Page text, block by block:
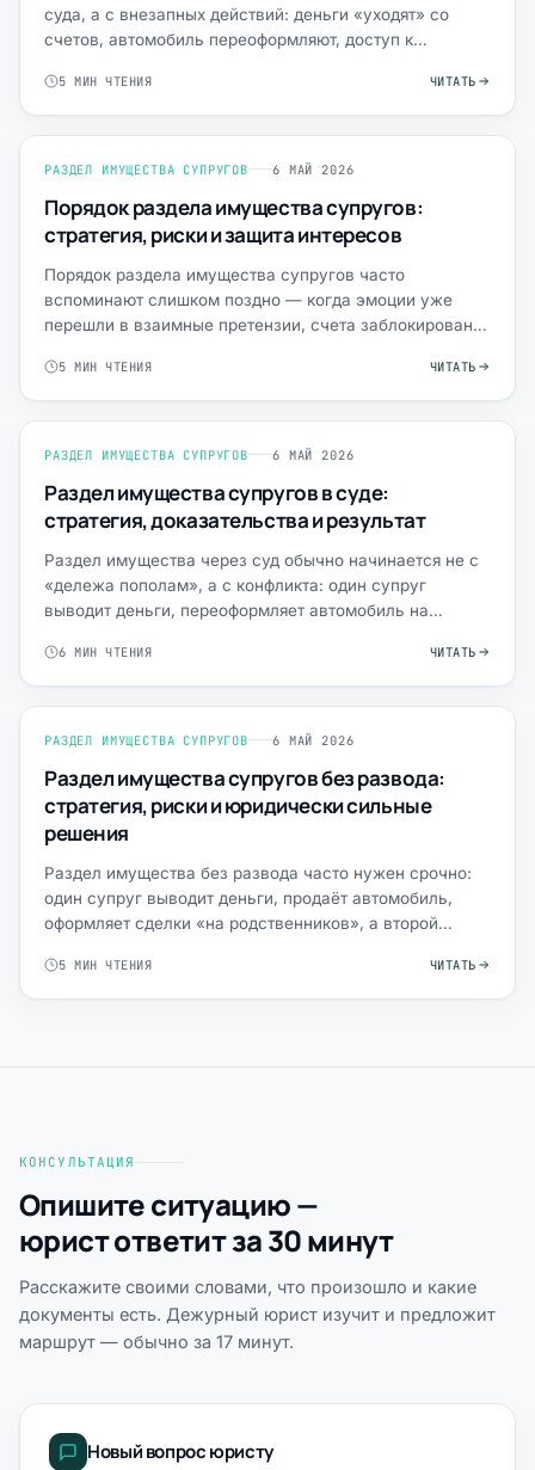
суда, а с внезапных действий: деньги «уходят» со
счетов, автомобиль переоформляют, доступ к
5 МИН ЧТЕНИЯ ЧИТАТЬ
РАЗДЕЛ ИМУЩЕСТВА СУПРУГОВ 6 МАЙ 2026
Порядок раздела имущества супругов:
стратегия, риски и защита интересов
Порядок раздела имущества супругов часто
вспоминают слишком поздно — когда эмоции уже
перешли в взаимные претензии, счета заблокированы,
5 МИН ЧТЕНИЯ ЧИТАТЬ
РАЗДЕЛ ИМУЩЕСТВА СУПРУГОВ 6 МАЙ 2026
Раздел имущества супругов в суде:
стратегия, доказательства и результат
Раздел имущества через суд обычно начинается не с
«дележа пополам», а с конфликта: один супруг
выводит деньги, переоформляет автомобиль на
6 МИН ЧТЕНИЯ ЧИТАТЬ
РАЗДЕЛ ИМУЩЕСТВА СУПРУГОВ 6 МАЙ 2026
Раздел имущества супругов без развода:
стратегия, риски и юридически сильные
решения
Раздел имущества без развода часто нужен срочно:
один супруг выводит деньги, продаёт автомобиль,
оформляет сделки «на родственников», а второй
5 МИН ЧТЕНИЯ ЧИТАТЬ
КОНСУЛЬТАЦИЯ
Опишите ситуацию —
юрист ответит за 30 минут
Расскажите своими словами, что произошло и какие
документы есть. Дежурный юрист изучит и предложит
маршрут — обычно за 17 минут.
Новый вопрос юристу